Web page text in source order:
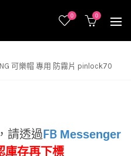
0 0
可樂帽 專用 防霧片 pinlock70
請透過 FB Messenger
庫存再下標